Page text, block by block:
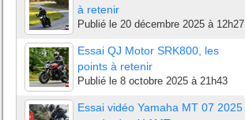
à retenir
Publié le 20 décembre 2025 à 12h27
Essai QJ Motor SRK800, les
points à retenir
Publié le 8 octobre 2025 à 21h43
Essai vidéo Yamaha MT 07 2025